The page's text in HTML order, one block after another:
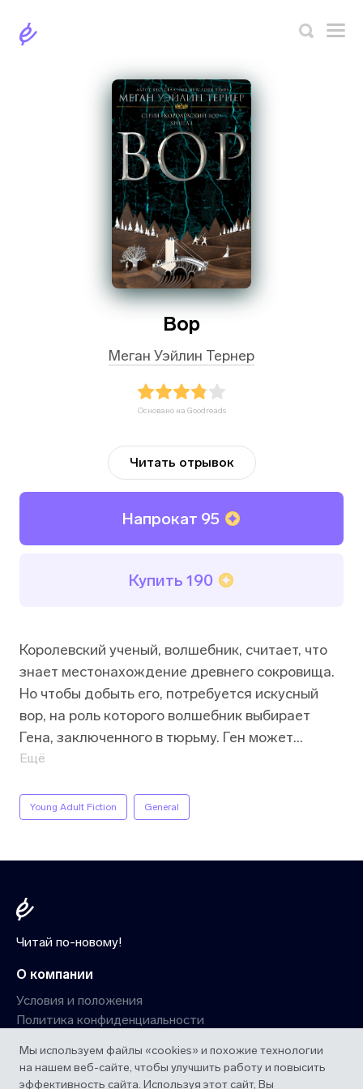
Вор
Меган Уэйлин Тернер
Основано на Goodreads
Напрокат 95
Купить 190
Читать отрывок
Королевский ученый, волшебник, считает, что
знает местонахождение древнего сокровища.
Но чтобы добыть его, потребуется искусный
вор, на роль которого волшебник выбирает
Гена, заключенного в тюрьму. Ген может
украсть все что угодно — по крайней мере, так
учениками волшебника они отправляются на
поиски сокровища, однако волшебник не знает,
Ещё
Young Adult Fiction General
Мы используем файлы «cookies» и похожие технологии
на нашем веб-сайте, чтобы улучшить работу и повысить
эффективность сайта. Используя этот сайт, Вы
Читай по-новому!
О компании
Условия и положения
Политика конфиденциальности
Сервис
Наша подборка